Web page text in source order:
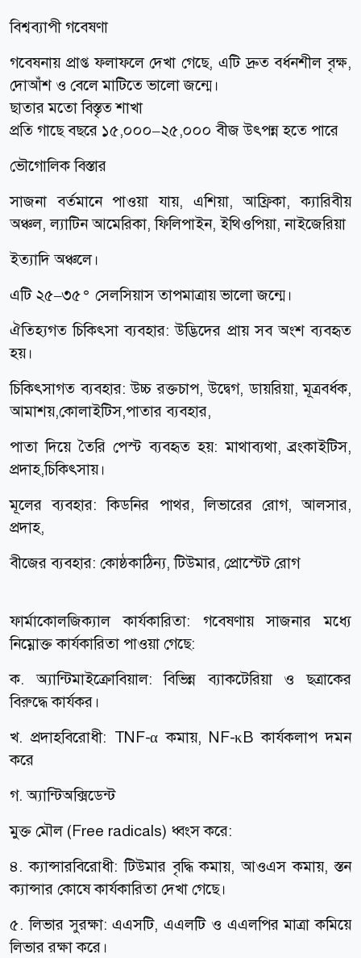
বিশ্বব্যাপী গবেষণা
গবেষনায় প্রাপ্ত ফলাফলে দেখা গেছে, এটি দ্রুত বর্ধনশীল বৃক্ষ,
দোআঁশ ও বেলে মাটিতে ভালো জন্মে।
ছাতার মতো বিস্তৃত শাখা
প্রতি গাছে বছরে ১৫,০০০–২৫,০০০ বীজ উৎপন্ন হতে পারে
ভৌগোলিক বিস্তার
সাজনা বর্তমানে পাওয়া যায়, এশিয়া, আফ্রিকা, ক্যারিবীয়
অঞ্চল, ল্যাটিন আমেরিকা, ফিলিপাইন, ইথিওপিয়া, নাইজেরিয়া
ইত্যাদি অঞ্চলে।
এটি ২৫–৩৫° সেলসিয়াস তাপমাত্রায় ভালো জন্মে।
ঐতিহ্যগত চিকিৎসা ব্যবহার: উদ্ভিদের প্রায় সব অংশ ব্যবহৃত
হয়।
চিকিৎসাগত ব্যবহার: উচ্চ রক্তচাপ, উদ্বেগ, ডায়রিয়া, মূত্রবর্ধক,
আমাশয়,কোলাইটিস,পাতার ব্যবহার,
পাতা দিয়ে তৈরি পেস্ট ব্যবহৃত হয়: মাথাব্যথা, ব্রংকাইটিস,
প্রদাহ,চিকিৎসায়।
মূলের ব্যবহার: কিডনির পাথর, লিভারের রোগ, আলসার,
প্রদাহ,
বীজের ব্যবহার: কোষ্ঠকাঠিন্য, টিউমার, প্রোস্টেট রোগ
ফার্মাকোলজিক্যাল কার্যকারিতা: গবেষণায় সাজনার মধ্যে
নিম্নোক্ত কার্যকারিতা পাওয়া গেছে:
ক. অ্যান্টিমাইক্রোবিয়াল: বিভিন্ন ব্যাকটেরিয়া ও ছত্রাকের
বিরুদ্ধে কার্যকর।
খ. প্রদাহবিরোধী: TNF-α কমায়, NF-κB কার্যকলাপ দমন
করে
গ. অ্যান্টিঅক্সিডেন্ট
মুক্ত মৌল (Free radicals) ধ্বংস করে:
৪. ক্যান্সারবিরোধী: টিউমার বৃদ্ধি কমায়, আওএস কমায়, স্তন
ক্যান্সার কোষে কার্যকারিতা দেখা গেছে।
৫. লিভার সুরক্ষা: এএসটি, এএলটি ও এএলপির মাত্রা কমিয়ে
লিভার রক্ষা করে।